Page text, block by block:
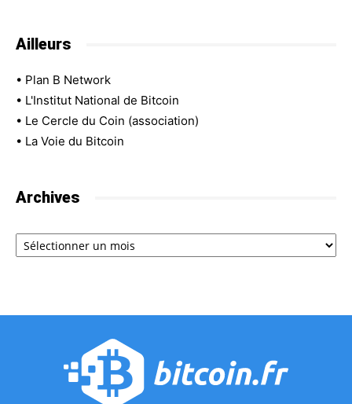
Ailleurs
• Plan B Network
• L'Institut National de Bitcoin
• Le Cercle du Coin (association)
• La Voie du Bitcoin
Archives
Archives